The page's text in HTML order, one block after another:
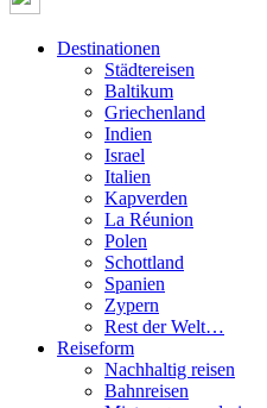
Destinationen
Städtereisen
Baltikum
Griechenland
Indien
Israel
Italien
Kapverden
La Réunion
Polen
Schottland
Spanien
Zypern
Rest der Welt…
Reiseform
Nachhaltig reisen
Bahnreisen